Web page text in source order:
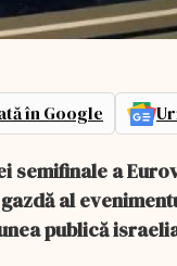
în Google
semifinale a
al
publică